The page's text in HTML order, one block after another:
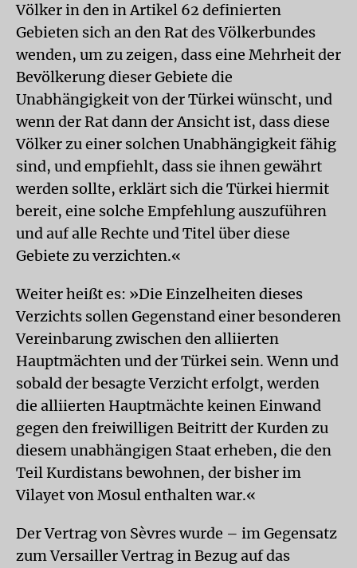
Völker in den in Artikel 62 definierten
Gebieten sich an den Rat des Völkerbundes
wenden, um zu zeigen, dass eine Mehrheit der
Bevölkerung dieser Gebiete die
Unabhängigkeit von der Türkei wünscht, und
wenn der Rat dann der Ansicht ist, dass diese
Völker zu einer solchen Unabhängigkeit fähig
sind, und empfiehlt, dass sie ihnen gewährt
werden sollte, erklärt sich die Türkei hiermit
bereit, eine solche Empfehlung auszuführen
und auf alle Rechte und Titel über diese
Gebiete zu verzichten.«
Weiter heißt es: »Die Einzelheiten dieses
Verzichts sollen Gegenstand einer besonderen
Vereinbarung zwischen den alliierten
Hauptmächten und der Türkei sein. Wenn und
sobald der besagte Verzicht erfolgt, werden
die alliierten Hauptmächte keinen Einwand
gegen den freiwilligen Beitritt der Kurden zu
diesem unabhängigen Staat erheben, die den
Teil Kurdistans bewohnen, der bisher im
Vilayet von Mosul enthalten war.«
Der Vertrag von Sèvres wurde – im Gegensatz
zum Versailler Vertrag in Bezug auf das